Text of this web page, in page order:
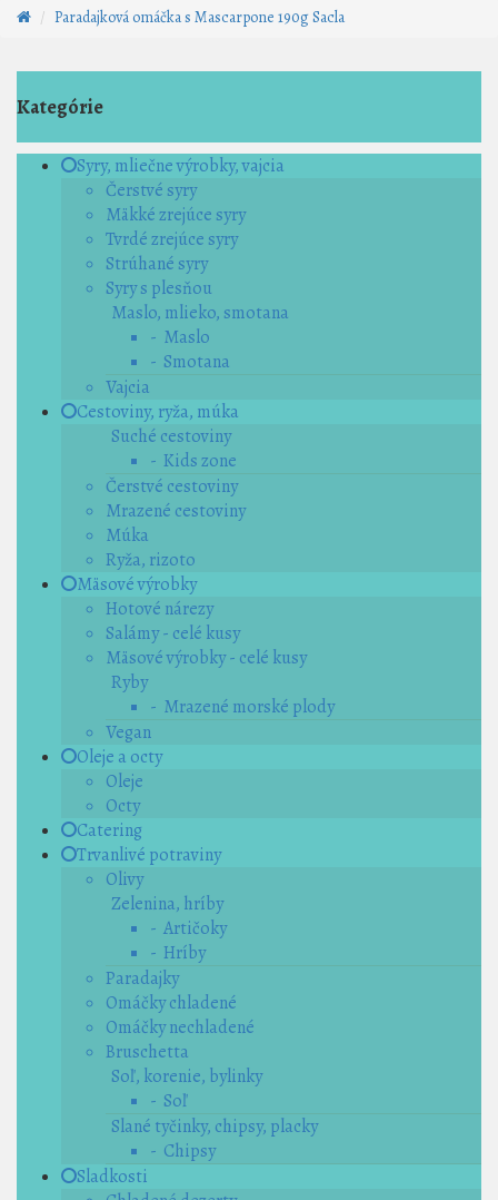
Paradajková omáčka s Mascarpone 190g Sacla
Kategórie
Syry, mliečne výrobky, vajcia
Čerstvé syry
Mäkké zrejúce syry
Tvrdé zrejúce syry
Strúhané syry
Syry s plesňou
Maslo, mlieko, smotana
- Maslo
- Smotana
Vajcia
Cestoviny, ryža, múka
Suché cestoviny
- Kids zone
Čerstvé cestoviny
Mrazené cestoviny
Múka
Ryža, rizoto
Mäsové výrobky
Hotové nárezy
Salámy - celé kusy
Mäsové výrobky - celé kusy
Ryby
- Mrazené morské plody
Vegan
Oleje a octy
Oleje
Octy
Catering
Trvanlivé potraviny
Olivy
Zelenina, hríby
- Artičoky
- Hríby
Paradajky
Omáčky chladené
Omáčky nechladené
Bruschetta
Soľ, korenie, bylinky
- Soľ
Slané tyčinky, chipsy, placky
- Chipsy
Sladkosti